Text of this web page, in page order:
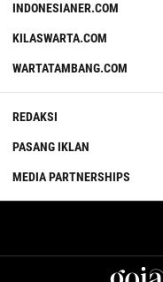
INDONESIANER.COM
KILASWARTA.COM
WARTATAMBANG.COM
REDAKSI
PASANG IKLAN
MEDIA PARTNERSHIPS